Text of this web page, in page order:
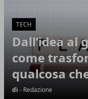
TECH
Dall’idea al
come
qualcosa
di - Redazione